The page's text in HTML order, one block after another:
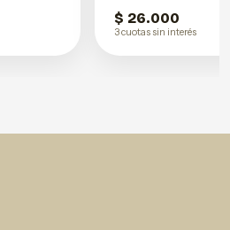
$ 26.000
3 cuotas sin interés